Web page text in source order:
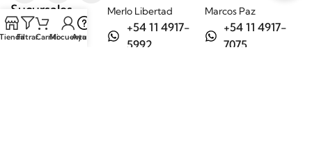
Sucursales Merlo Libertad
+54 11 4917-
5992
Marcos Paz
+54 11 4917-
7075
FiltrarCarritoMi cuenta
Ayuda